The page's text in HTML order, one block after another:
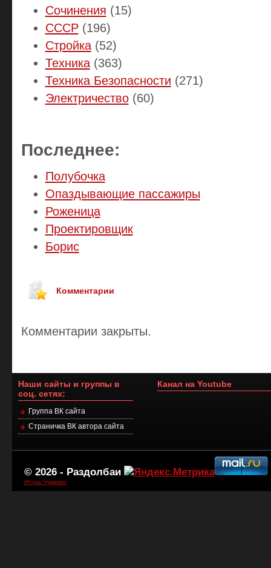
Сочинения (15)
СССР(196)
Стройка(52)
Техника(363)
Техника Безопасности (271)
Электричество(60)
Последнее:
Полубочка
Опаздывающие пассажиры
Роженица
Проектировщик
Борис
Комментарии
Комментарии закрыты.
Наши сайты и группы в
соц. сетях:
Группа ВК сайта
Страничка ВК автора сайта
Канал на Youtube
© 2026 - Раздолбаи
Игорь Чувакин